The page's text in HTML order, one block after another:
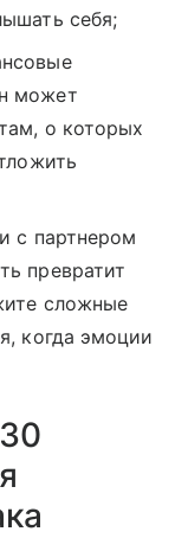
себя;
может
о которых
с партнером
превратит
сложные
когда эмоции